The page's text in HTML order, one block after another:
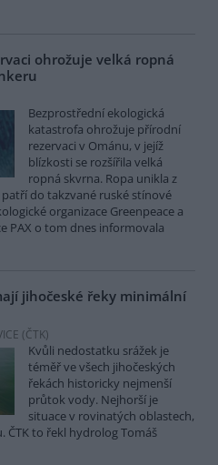
ohrožuje velká ropná
Bezprostřední ekologická
katastrofa ohrožuje přírodní
rezervaci v Ománu, v jejíž
blízkosti se rozšířila velká
ropná skvrna. Ropa unikla z
do takzvané ruské stínové
organizace Greenpeace a
PAX o tom dnes informovala
jihočeské řeky minimální
(ČTK)
Kvůli nedostatku srážek je
téměř ve všech jihočeských
řekách historicky nejmenší
průtok vody. Nejhorší je
situace v rovinatých oblastech,
ČTK to řekl hydrolog Tomáš